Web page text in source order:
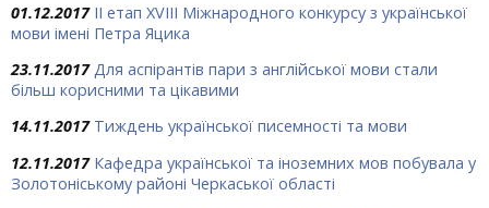
01.12.2017 ІІ етап XVIII Міжнародного конкурсу з української
мови імені Петра Яцика
23.11.2017 Для аспірантів пари з англійської мови стали
більш корисними та цікавими
14.11.2017 Тиждень української писемності та мови
12.11.2017 Кафедра української та іноземних мов побувала у
Золотоніському районі Черкаської області